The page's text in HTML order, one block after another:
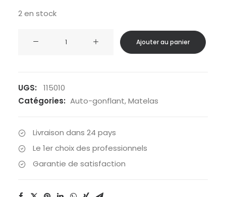
2 en stock
Matelas
autogonflant
Large
Ajouter au panier
UGS:
115010
Catégories: Auto-gonflant,Matelas
Livraison dans 24 pays
Le 1er choix des professionnels
Garantie de satisfaction